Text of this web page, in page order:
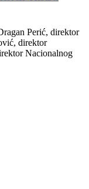
Perić, direktor
direktor
Nacionalnog